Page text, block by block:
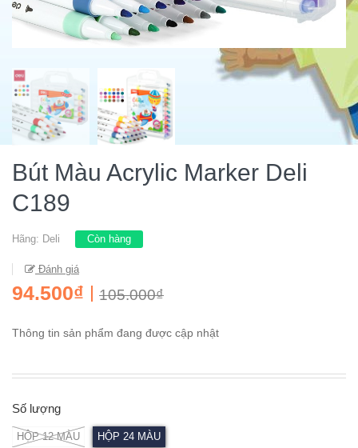
Bút Màu Acrylic Marker Deli
C189
Hãng: Deli Còn hàng
Đánh giá
94.500₫ 105.000₫
Thông tin sản phẩm đang được cập nhật
Số lượng
HỘP 12 MÀU HỘP 24 MÀU